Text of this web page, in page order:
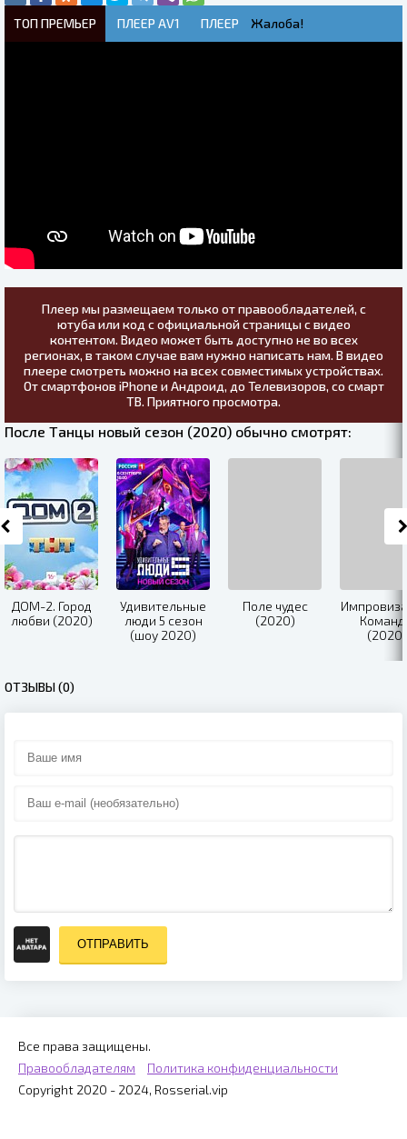
ТОП ПРЕМЬЕР ПЛЕЕР AV1 ПЛЕЕР Жалоба!
Плеер мы размещаем только от правообладателей, с
ютуба или код с официальной страницы с видео
контентом. Видео может быть доступно не во всех
регионах, в таком случае вам нужно написать нам. В видео
плеере смотреть можно на всех совместимых устройствах.
От смартфонов iPhone и Андроид, до Телевизоров, со смарт
ТВ. Приятного просмотра.
После Танцы новый сезон (2020) обычно смотрят:
ДОМ-2. Город
любви (2020)
Удивительные
люди 5 сезон
(шоу 2020)
Поле чудес
(2020)
(2020)
ОТЗЫВЫ (0)
ОТПРАВИТЬ
Все права защищены.
Правообладателям
Политика конфиденциальности
Copyright 2020 - 2024, Rosserial.vip